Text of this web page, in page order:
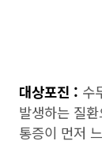
대상포진 : 수
발생하는 질
통증이 먼저